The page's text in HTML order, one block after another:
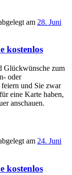
am 28. Juni
kostenlos
Glückwünsche zum
oder
und Sie zwar
eine Karte haben,
anschauen.
am 24. Juni
kostenlos